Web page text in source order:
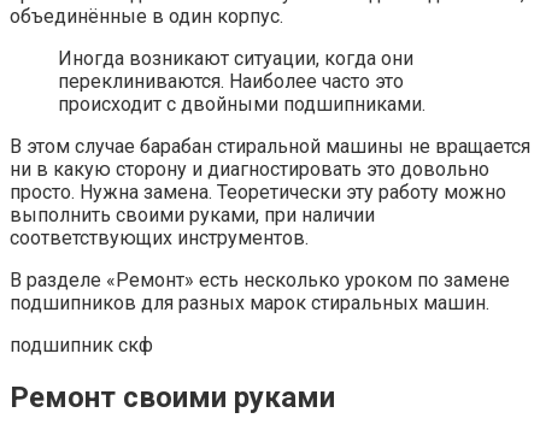
объединённые в один корпус.
Иногда возникают ситуации, когда они
переклиниваются. Наиболее часто это
происходит с двойными подшипниками.
В этом случае барабан стиральной машины не вращается
ни в какую сторону и диагностировать это довольно
просто. Нужна замена. Теоретически эту работу можно
выполнить своими руками, при наличии
соответствующих инструментов.
В разделе «Ремонт» есть несколько уроком по замене
подшипников для разных марок стиральных машин.
подшипник скф
Ремонт своими руками